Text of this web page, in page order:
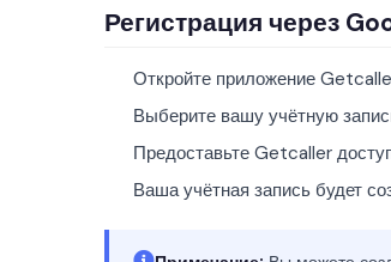
Регистрация через
Откройте приложение
Выберите вашу учётную
Предоставьте Getcaller
Ваша учётная запись будет